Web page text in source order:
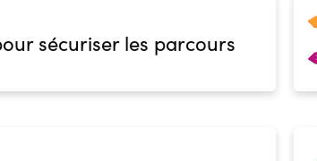
sécuriser les parcours